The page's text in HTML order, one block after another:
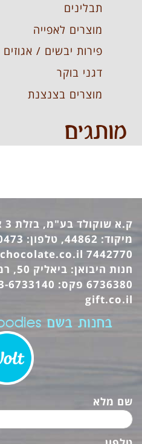
תבלינים
מוצרים לאפייה
פירות יבשים / אגוזים
דגני בוקר
מוצרים בצנצנת
מותגים
7442770
chocolate.co.il
6736380 פקס: 03-6733140
gift.co.il
בחנות בשם goodies ביאליק רמת גן
שם מלא